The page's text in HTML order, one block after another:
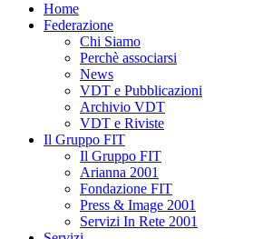
Home
Federazione
Chi Siamo
Perchè associarsi
News
VDT e Pubblicazioni
Archivio VDT
VDT e Riviste
Il Gruppo FIT
Il Gruppo FIT
Arianna 2001
Fondazione FIT
Press & Image 2001
Servizi In Rete 2001